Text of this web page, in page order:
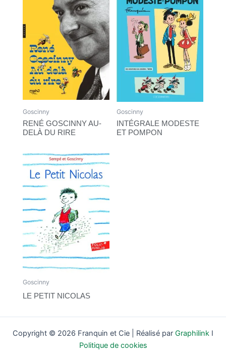
Goscinny
RENÉ GOSCINNY AU-
DELÀ DU RIRE
Goscinny
INTÉGRALE MODESTE
ET POMPON
Goscinny
LE PETIT NICOLAS
Copyright © 2026 Franquin et Cie | Réalisé par Graphilink I
Politique de cookies